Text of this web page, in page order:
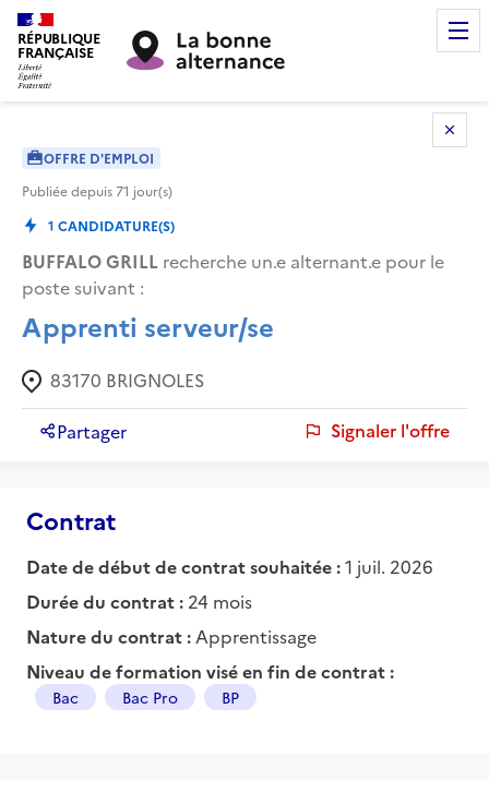
RÉPUBLIQUE
FRANÇAISE
OFFRE D'EMPLOI
Publiée depuis71 jour(s)
1 CANDIDATURE(S)
BUFFALO GRILL recherche un.e alternant.e pour le
poste suivant :
Apprenti serveur/se
83170 BRIGNOLES
Partager Signaler l'offre
Contrat
Date de début de contrat souhaitée :1 juil. 2026
Durée du contrat : 24 mois
Nature du contrat : Apprentissage
Niveau de formation visé en fin de contrat :
Bac Bac Pro BP